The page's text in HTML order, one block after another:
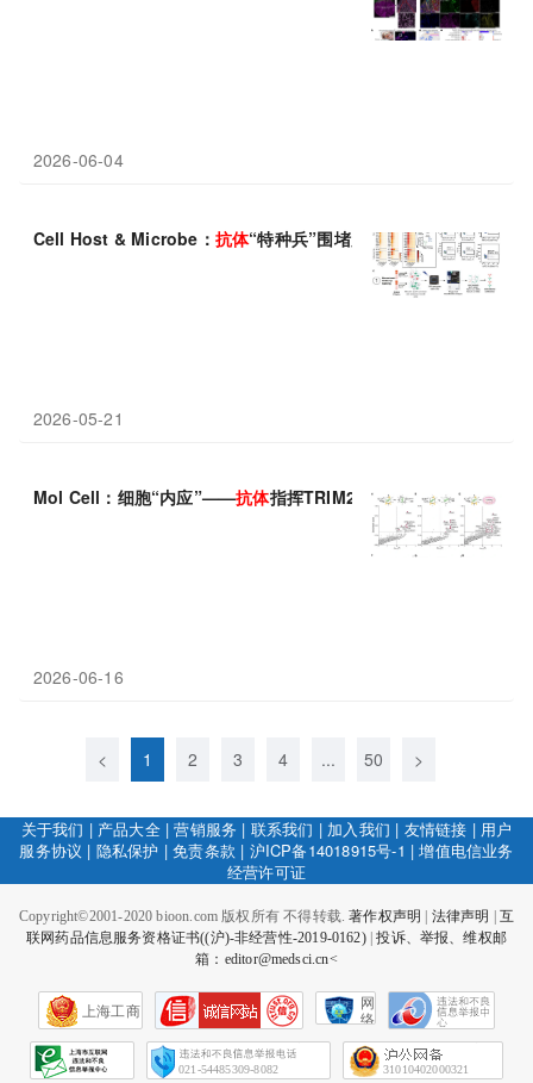
2026-06-04
Cell Host & Microbe： 抗体“特种兵”围堵麻疹病毒，感染后48小
2026-05-21
Mol Cell：细胞“内应”——抗体指挥TRIM21蛋白从内部吃掉入侵
2026-06-16
< 1 2 3 4 ... 50 >
关于我们 | 产品大全|营销服务 | 联系我们 | 加入我们 | 友情链接 | 用户
服务协议 | 隐私保护 |免责条款 | 沪ICP备14018915号-1 |增值电信业务
经营许可证
Copyright©2001-2020 bioon.com 版权所有 不得转载.著作权声明 法律声明
互
联网药品信息服务资格证书((沪)-非经营性-2019-0162)|投诉、举报、维权邮
箱：editor@medsci.cn<
上海工商
网
络
会
征
021-54485309-8082 31010402000321